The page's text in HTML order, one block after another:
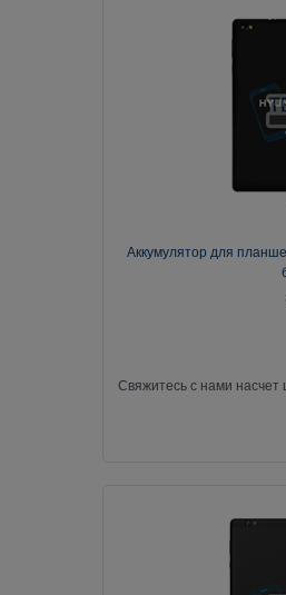
Аккумулятор для
Свяжитесь с нами насчет